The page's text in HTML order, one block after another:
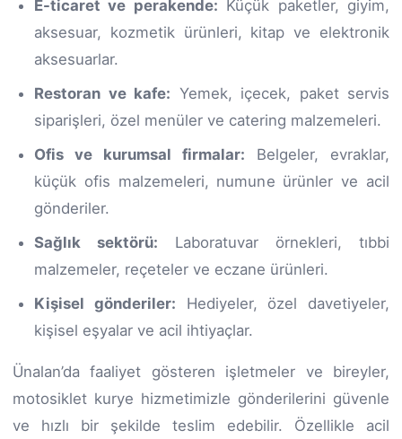
E-ticaret ve perakende: Küçük paketler, giyim,
aksesuar, kozmetik ürünleri, kitap ve elektronik
aksesuarlar.
Restoran ve kafe: Yemek, içecek, paket servis
siparişleri, özel menüler ve catering malzemeleri.
Ofis ve kurumsal firmalar: Belgeler, evraklar,
küçük ofis malzemeleri, numune ürünler ve acil
gönderiler.
Sağlık sektörü: Laboratuvar örnekleri, tıbbi
malzemeler, reçeteler ve eczane ürünleri.
Kişisel gönderiler: Hediyeler, özel davetiyeler,
kişisel eşyalar ve acil ihtiyaçlar.
Ünalan’da faaliyet gösteren işletmeler ve bireyler,
motosiklet kurye hizmetimizle gönderilerini güvenle
ve hızlı bir şekilde teslim edebilir. Özellikle acil